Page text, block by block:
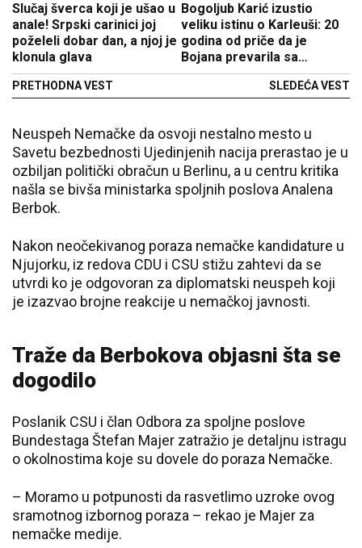
Slučaj šverca koji je ušao u
anale! Srpski carinici joj
poželeli dobar dan, a njoj je
klonula glava
PRETHODNA VEST
Bogoljub Karić izustio
veliku istinu o Karleuši: 20
godina od priče da je
Bojana prevarila sa
telohraniteljem, stric rešio
SLEDEĆA VEST
Neuspeh Nemačke da osvoji nestalno mesto u
Savetu bezbednosti Ujedinjenih nacija prerastao je u
ozbiljan politički obračun u Berlinu, a u centru kritika
našla se bivša ministarka spoljnih poslova Analena
Berbok.
Nakon neočekivanog poraza nemačke kandidature u
Njujorku, iz redova CDU i CSU stižu zahtevi da se
utvrdi ko je odgovoran za diplomatski neuspeh koji
je izazvao brojne reakcije u nemačkoj javnosti.
Traže da Berbokova objasni šta se
dogodilo
Poslanik CSU i član Odbora za spoljne poslove
Bundestaga Štefan Majer zatražio je detaljnu istragu
o okolnostima koje su dovele do poraza Nemačke.
– Moramo u potpunosti da rasvetlimo uzroke ovog
sramotnog izbornog poraza – rekao je Majer za
nemačke medije.